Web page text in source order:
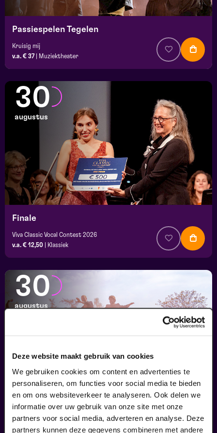
Deze website maakt gebruik van cookies
We gebruiken cookies om content en advertenties te
personaliseren, om functies voor social media te bieden
en om ons websiteverkeer te analyseren. Ook delen we
informatie over uw gebruik van onze site met onze
partners voor social media, adverteren en analyse. Deze
partners kunnen deze gegevens combineren met andere
Passiespelen Tegelen
Kruisig mij
v.a. € 37
Muziektheater
30
augustus
Finale
Viva Classic Vocal Contest 2026
v.a. € 12,50
Klassiek
30
augustus
Passiespelen Tegelen
Kruisig mij